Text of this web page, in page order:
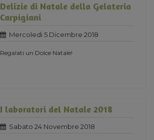
Delizie di Natale della Gelateria
Carpigiani
Mercoledi 5 Dicembre 2018
Regalati un Dolce Natale!
I laboratori del Natale 2018
Sabato 24 Novembre 2018